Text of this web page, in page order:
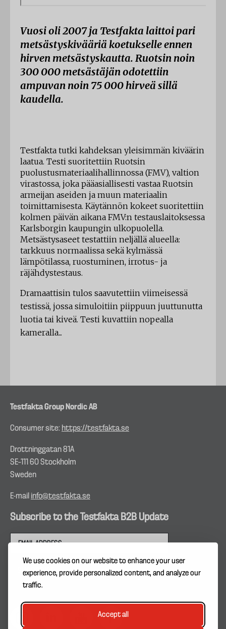
We use cookies on our website to enhance your user
experience, provide personalized content, and analyze our
traffic.
Accept all
Vuosi oli 2007 ja Testfakta laittoi pari
metsästyskivääriä koetukselle ennen
hirven metsästyskautta. Ruotsin noin
300 000 metsästäjän odotettiin
ampuvan noin 75 000 hirveä sillä
kaudella.
Testfakta tutki kahdeksan yleisimmän kiväärin
laatua. Testi suoritettiin Ruotsin
puolustusmateriaalihallinnossa (FMV), valtion
virastossa, joka pääasiallisesti vastaa Ruotsin
armeijan aseiden ja muun materiaalin
toimittamisesta. Käytännön kokeet suoritettiin
kolmen päivän aikana FMV:n testauslaitoksessa
Karlsborgin kaupungin ulkopuolella.
Metsästysaseet testattiin neljällä alueella:
tarkkuus normaalissa sekä kylmässä
lämpötilassa, ruostuminen, irrotus- ja
räjähdystestaus.
Dramaattisin tulos saavutettiin viimeisessä
testissä, jossa simuloitiin piippuun juuttunutta
luotia tai kiveä. Testi kuvattiin nopealla
kameralla...
Testfakta Group Nordic AB
Consumer site: https://testfakta.se
Drottninggatan 81A
SE–111 60 Stockholm
Sweden
E-mail info@testfakta.se
Subscribe to the Testfakta B2B Update